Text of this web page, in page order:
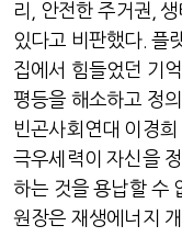
리, 안전한 주거권,
있다고 비판했다. 플
집에서 힘들었던 기
평등을 해소하고 정
빈곤사회연대 이경
극우세력이 자신을
하는 것을 용납할 수
원장은 재생에너지